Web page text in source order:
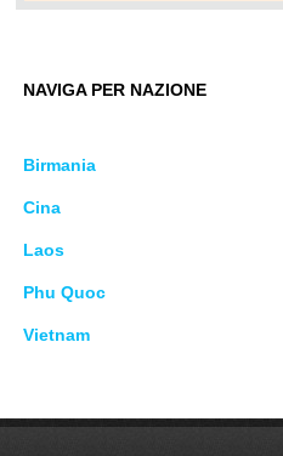
NAVIGA PER NAZIONE
Birmania
Cina
Laos
Phu Quoc
Vietnam